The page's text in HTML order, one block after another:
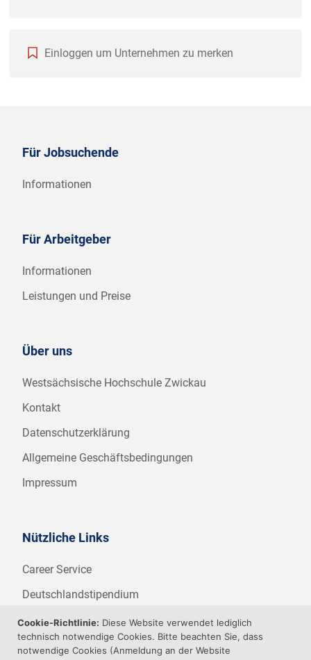
Einloggen um Unternehmen zu merken
Für Jobsuchende
Informationen
Für Arbeitgeber
Informationen
Leistungen und Preise
Über uns
Westsächsische Hochschule Zwickau
Kontakt
Datenschutzerklärung
Allgemeine Geschäftsbedingungen
Impressum
Nützliche Links
Career Service
Deutschlandstipendium
WHZ Firmenstipendium
Weitere Angebote der WHZ
Cookie-Richtlinie: Diese Website verwendet lediglich
technisch notwendige Cookies. Bitte beachten Sie, dass
notwendige Cookies (Anmeldung an der Website